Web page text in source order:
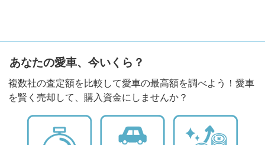
あなたの愛車、今いくら？
複数社の査定額を比較して愛車の最高額を調べよう！愛車
を賢く売却して、購入資金にしませんか？